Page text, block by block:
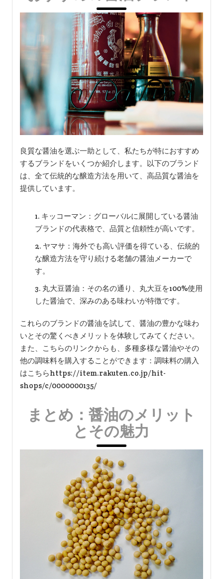
良質な醤油を選ぶ一助として、私たちが特におすすめ
するブランドをいくつか紹介します。以下のブランド
は、全て伝統的な醸造方法を用いて、高品質な醤油を
提供しています。
キッコーマン：グローバルに展開している醤油
ブランドの代表格で、品質と信頼性が高いです。
ヤマサ：海外でも高い評価を得ている、伝統的
な醸造方法を守り続ける老舗の醤油メーカーで
す。
丸大豆醤油：その名の通り、丸大豆を100%使用
した醤油で、深みのある味わいが特徴です。
これらのブランドの醤油を試して、醤油の豊かな味わ
いとその驚くべきメリットを体験してみてください。
また、こちらのリンクからも、多種多様な醤油やその
他の調味料を購入することができます：調味料の購入
はこちらhttps://item.rakuten.co.jp/hit-
shops/c/0000000135/
まとめ：醤油のメリット
とその魅力